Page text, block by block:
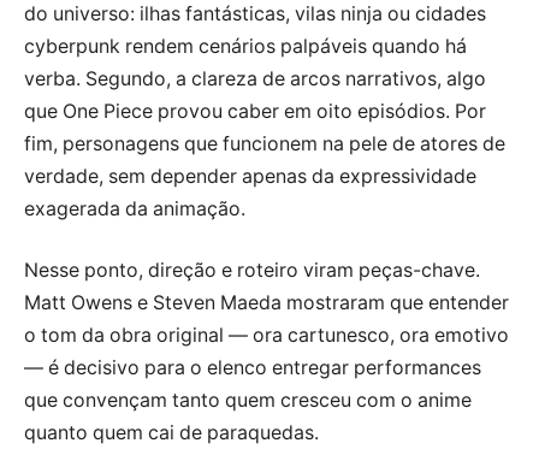
do universo: ilhas fantásticas, vilas ninja ou cidades
cyberpunk rendem cenários palpáveis quando há
verba. Segundo, a clareza de arcos narrativos, algo
que One Piece provou caber em oito episódios. Por
fim, personagens que funcionem na pele de atores de
verdade, sem depender apenas da expressividade
exagerada da animação.
Nesse ponto, direção e roteiro viram peças-chave.
Matt Owens e Steven Maeda mostraram que entender
o tom da obra original — ora cartunesco, ora emotivo
— é decisivo para o elenco entregar performances
que convençam tanto quem cresceu com o anime
quanto quem cai de paraquedas.